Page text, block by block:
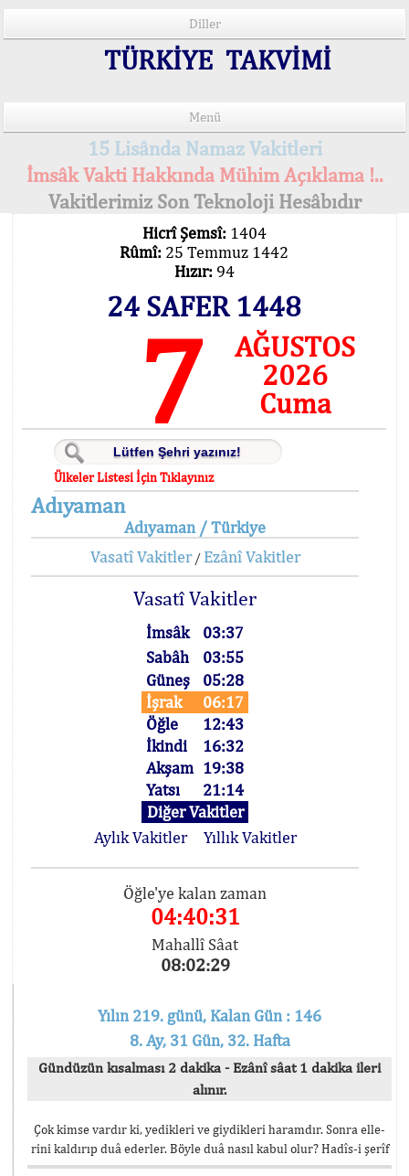
Diller
TÜRKİYE TAKVİMİ
Menü
15 Lisânda Namaz Vakitleri
İmsâk Vakti Hakkında Mühim Açıklama !..
Vakitlerimiz Son Teknoloji Hesâbıdır
Hicrî Şemsî: 1404
Rûmî: 25 Temmuz 1442
Hızır: 94
24 SAFER 1448
7
AĞUSTOS
2026
Cuma
Ülkeler Listesi İçin Tıklayınız
Adıyaman
Adıyaman / Türkiye
Vasatî Vakitler/ Ezânî Vakitler
Vasatî Vakitler
İmsâk
03:37
Sabâh
03:55
Güneş
05:28
İşrak
06:17
Öğle
12:43
İkindi
16:32
Akşam 19:38
Yatsı
21:14
Diğer Vakitler
Aylık Vakitler
Yıllık Vakitler
Öğle'ye kalan zaman
04:40:31
Mahallî Sâat
08:02:29
Yılın 219. günü, Kalan Gün : 146
8. Ay, 31 Gün, 32. Hafta
Gündüzün kısalması 2 dakika - Ezânî sâat 1 dakika ileri
alınır.
Çok kimse vardır ki, yedikleri ve giydikleri haramdır. Sonra elle-
rini kaldırıp duâ ederler. Böyle duâ nasıl kabul olur? Hadîs-i şerîf